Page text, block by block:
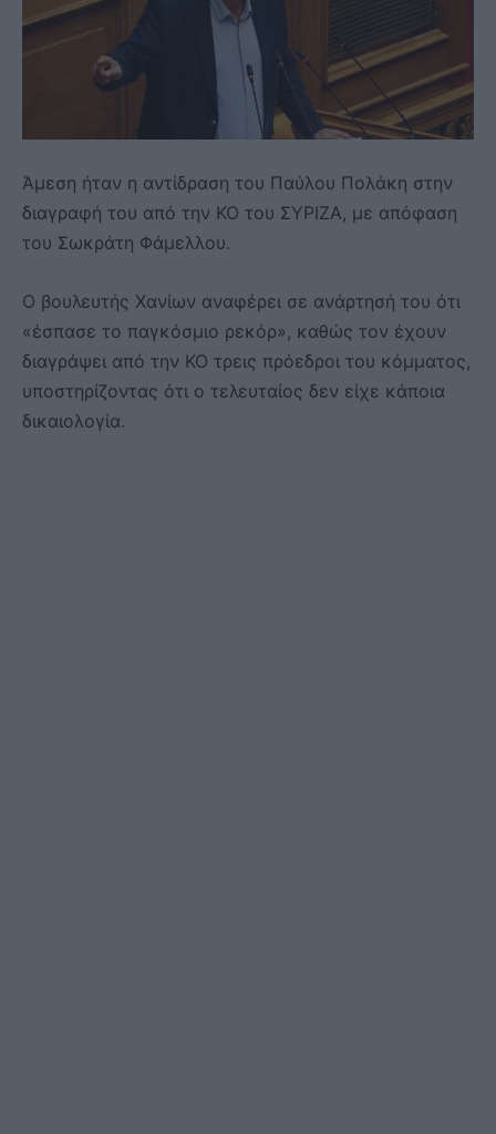
Άμεση ήταν η αντίδραση του Παύλου Πολάκη στην
διαγραφή του από την ΚΟ του ΣΥΡΙΖΑ, με απόφαση
του Σωκράτη Φάμελλου.
Ο βουλευτής Χανίων αναφέρει σε ανάρτησή του ότι
«έσπασε το παγκόσμιο ρεκόρ», καθώς τον έχουν
διαγράψει από την ΚΟ τρεις πρόεδροι του κόμματος,
υποστηρίζοντας ότι ο τελευταίος δεν είχε κάποια
δικαιολογία.